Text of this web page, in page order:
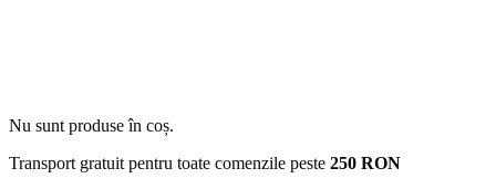
Nu sunt produse în coș.
Transport gratuit pentru toate comenzile peste 250 RON